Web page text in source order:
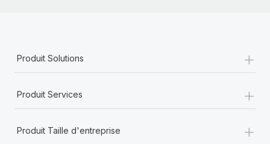
Produit Solutions +
Produit Services +
Produit Taille d'entreprise +